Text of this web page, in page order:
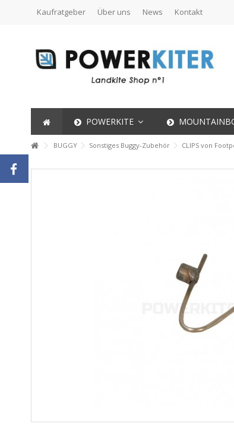
Kaufratgeber Über uns News Kontakt
POWERKITE
BUGGY Sonstiges Buggy-Zubehör CLIPS von